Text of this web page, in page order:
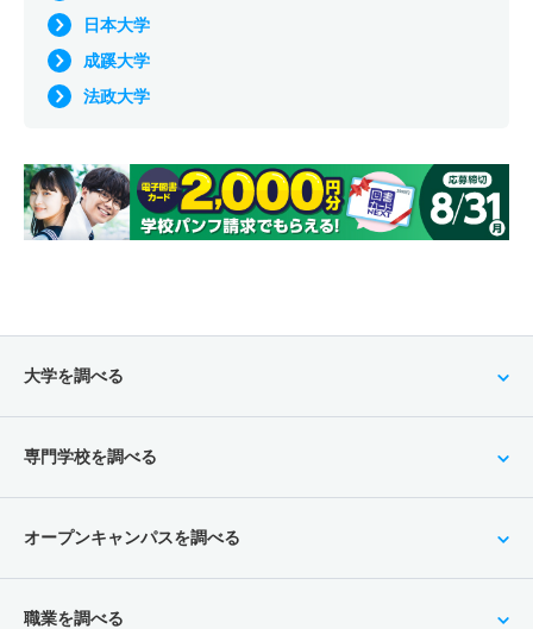
日本大学
成蹊大学
法政大学
大学を調べる
専門学校を調べる
オープンキャンパスを調べる
職業を調べる